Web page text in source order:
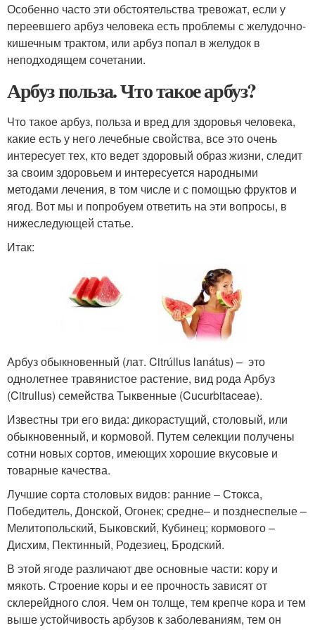
Особенно часто эти обстоятельства тревожат, если у
переевшего арбуз человека есть проблемы с желудочно-
кишечным трактом, или арбуз попал в желудок в
неподходящем сочетании.
Арбуз польза. Что такое арбуз?
Что такое арбуз, польза и вред для здоровья человека,
какие есть у него лечебные свойства, все это очень
интересует тех, кто ведет здоровый образ жизни, следит
за своим здоровьем и интересуется народными
методами лечения, в том числе и с помощью фруктов и
ягод. Вот мы и попробуем ответить на эти вопросы, в
нижеследующей статье.
Итак:
Арбуз обыкновенный (лат. Citrúllus lanátus) – это
однолетнее травянистое растение, вид рода Арбуз
(Citrullus) семейства Тыквенные (Cucurbitaceae).
Известны три его вида: дикорастущий, столовый, или
обыкновенный, и кормовой. Путем селекции получены
сотни новых сортов, имеющих хорошие вкусовые и
товарные качества.
Лучшие сорта столовых видов: ранние – Стокса,
Победитель, Донской, Огонек; средне– и позднеспелые –
Мелитопольский, Быковский, Кубинец; кормового –
Дисхим, Пектинный, Родезиец, Бродский.
В этой ягоде различают две основные части: кору и
мякоть. Строение коры и ее прочность зависят от
склерейдного слоя. Чем он толще, тем крепче кора и тем
выше устойчивость арбузов к заболеваниям, тем он